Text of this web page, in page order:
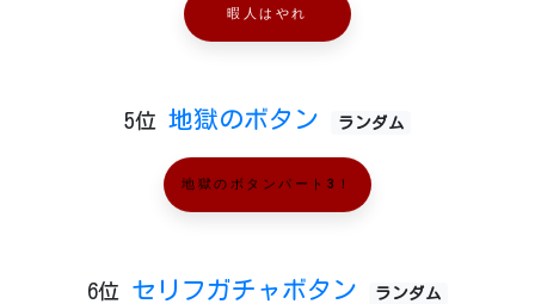
暇人はやれ
5位 地獄のボタン ランダム
地獄のボタンパート3！
6位 セリフガチャボタン ランダム